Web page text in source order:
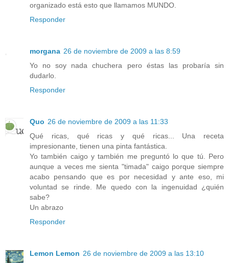
organizado está esto que llamamos MUNDO.
Responder
morgana 26 de noviembre de 2009 a las 8:59
Yo no soy nada chuchera pero éstas las probaría sin
dudarlo.
Responder
Quo 26 de noviembre de 2009 a las 11:33
Qué ricas, qué ricas y qué ricas... Una receta
impresionante, tienen una pinta fantástica.
Yo también caigo y también me preguntó lo que tú. Pero
aunque a veces me sienta "timada" caigo porque siempre
acabo pensando que es por necesidad y ante eso, mi
voluntad se rinde. Me quedo con la ingenuidad ¿quién
sabe?
Un abrazo
Responder
Lemon Lemon 26 de noviembre de 2009 a las 13:10